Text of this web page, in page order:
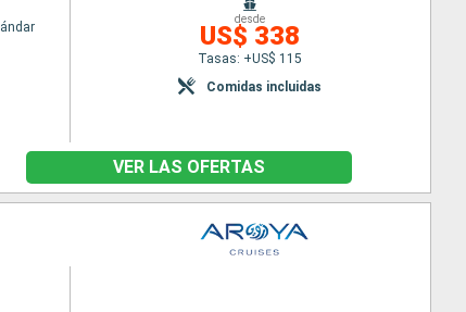
desde
US$ 338
Tasas: +US$ 115
Comidas incluidas
VER LAS OFERTAS